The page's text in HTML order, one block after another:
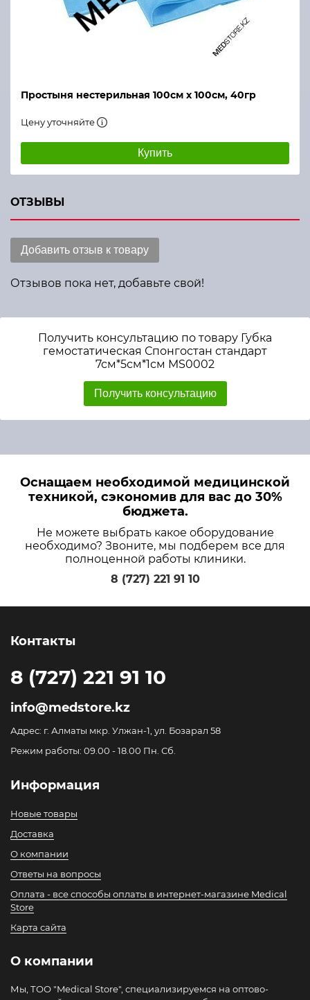
Простыня нестерильная 100см х 100см, 40гр
Цену уточняйте
Купить
ОТЗЫВЫ
Добавить отзыв к товару
Отзывов пока нет, добавьте свой!
Получить консультацию по товару Губка
гемостатическая Спонгостан стандарт
7см*5см*1см MS0002
Получить консультацию
Оснащаем необходимой медицинской
техникой, сэкономив для вас до 30%
бюджета.
Не можете выбрать какое оборудование
необходимо? Звоните, мы подберем все для
полноценной работы клиники.
8 (727) 221 91 10
Контакты
8 (727) 221 91 10
info@medstore.kz
Адрес: г. Алматы мкр. Улжан-1, ул. Бозарал 58
Режим работы: 09.00 - 18.00 Пн. Сб.
Информация
Новые товары
Доставка
О компании
Ответы на вопросы
Оплата - все способы оплаты в интернет-магазине Medical
Store
Карта сайта
О компании
Мы, ТОО "Medical Store", специализируемся на оптово-